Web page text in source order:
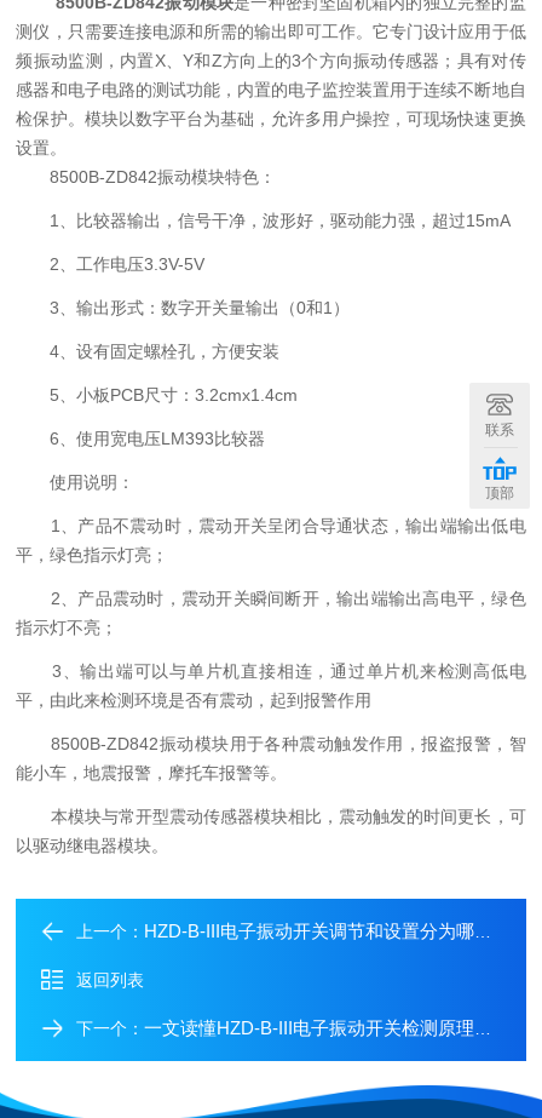
测仪，只需要连接电源和所需的输出即可工作。它专门设计应用于低
频振动监测，内置X、Y和Z方向上的3个方向振动传感器；具有对传
感器和电子电路的测试功能，内置的电子监控装置用于连续不断地自
检保护。模块以数字平台为基础，允许多用户操控，可现场快速更换
设置。
8500B-ZD842振动模块特色：
1、比较器输出，信号干净，波形好，驱动能力强，超过15mA
2、工作电压3.3V-5V
3、输出形式：数字开关量输出（0和1）
4、设有固定螺栓孔，方便安装
5、小板PCB尺寸：3.2cmx1.4cm
6、使用宽电压LM393比较器
使用说明：
1、产品不震动时，震动开关呈闭合导通状态，输出端输出低电
平，绿色指示灯亮；
2、产品震动时，震动开关瞬间断开，输出端输出高电平，绿色
指示灯不亮；
3、输出端可以与单片机直接相连，通过单片机来检测高低电
平，由此来检测环境是否有震动，起到报警作用
8500B-ZD842振动模块用于各种震动触发作用，报盗报警，智
能小车，地震报警，摩托车报警等。
本模块与常开型震动传感器模块相比，震动触发的时间更长，可
以驱动继电器模块。
上一个： HZD-B-III电子振动开关调节和设置分为哪几步
返回列表
下一个：一文读懂HZD-B-III电子振动开关检测原理及主要分类
联系
顶部